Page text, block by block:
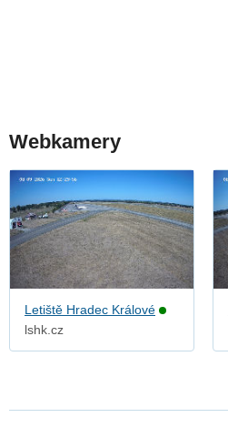
Webkamery
Letiště Hradec Králové
lshk.cz